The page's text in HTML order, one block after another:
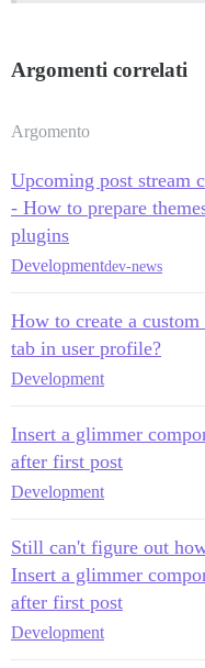
Argomenti correlati
Argomento
Upcoming post stream
- How to prepare
plugins
Developmentdev-news
How to create a
tab in user profile?
Development
Insert a glimmer
after first post
Development
Still can't figure out
Insert a glimmer
after first post
Development